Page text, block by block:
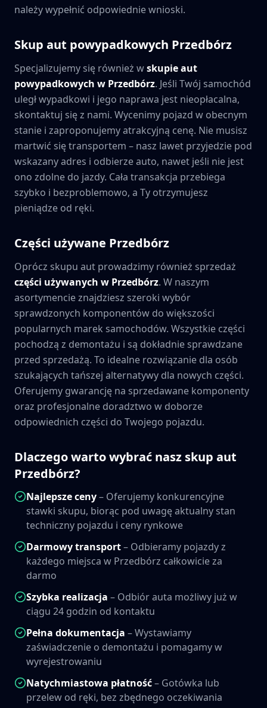
należy wypełnić odpowiednie wnioski.
Skup aut powypadkowych Przedbórz
Specjalizujemy się również wskupie aut
powypadkowych w Przedbórz. Jeśli Twój samochód
uległ wypadkowi i jego naprawa jest nieopłacalna,
skontaktuj się z nami. Wycenimy pojazd w obecnym
stanie i zaproponujemy atrakcyjną cenę. Nie musisz
martwić się transportem – nasz lawet przyjedzie pod
wskazany adres i odbierze auto, nawet jeśli nie jest
ono zdolne do jazdy. Cała transakcja przebiega
szybko i bezproblemowo, a Ty otrzymujesz
pieniądze od ręki.
Części używane Przedbórz
Oprócz skupu aut prowadzimy również sprzedaż
części używanych w Przedbórz. W naszym
asortymencie znajdziesz szeroki wybór
sprawdzonych komponentów do większości
popularnych marek samochodów. Wszystkie części
pochodzą z demontażu i są dokładnie sprawdzane
przed sprzedażą. To idealne rozwiązanie dla osób
szukających tańszej alternatywy dla nowych części.
Oferujemy gwarancję na sprzedawane komponenty
oraz profesjonalne doradztwo w doborze
odpowiednich części do Twojego pojazdu.
Dlaczego warto wybrać nasz skup aut
Przedbórz?
Najlepsze ceny– Oferujemy konkurencyjne
stawki skupu, biorąc pod uwagę aktualny stan
techniczny pojazdu i ceny rynkowe
Darmowy transport– Odbieramy pojazdy z
każdego miejsca w Przedbórz całkowicie za
darmo
Szybka realizacja – Odbiór auta możliwy już w
ciągu 24 godzin od kontaktu
Pełna dokumentacja – Wystawiamy
zaświadczenie o demontażu i pomagamy w
wyrejestrowaniu
Natychmiastowa płatność– Gotówka lub
przelew od ręki, bez zbędnego oczekiwania